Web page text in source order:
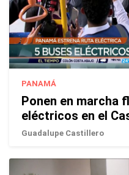
PANAMÁ
Ponen en marcha
eléctricos en el
Guadalupe Castillero